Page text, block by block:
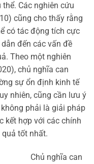
Các nghiên cứu
cũng cho thấy rằng
có tác động tích cực
đến các vấn đề
Theo một nghiên
chủ nghĩa can
sự ổn định kinh tế
nhiên, cũng cần lưu ý
phải là giải pháp
kết hợp với các chính
tốt nhất.
Chủ nghĩa can